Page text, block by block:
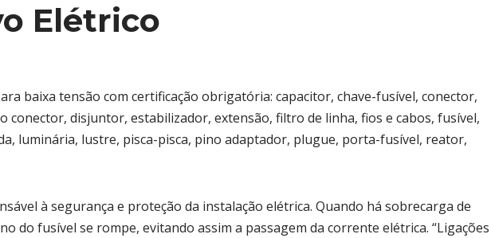
Elétrico
baixa tensão com certificação obrigatória: capacitor, chave-fusível, conector,
conector, disjuntor, estabilizador, extensão, filtro de linha, fios e cabos, fusível,
luminária, lustre, pisca-pisca, pino adaptador, plugue, porta-fusível, reator,
à segurança e proteção da instalação elétrica. Quando há sobrecarga de
do fusível se rompe, evitando assim a passagem da corrente elétrica. “Ligações